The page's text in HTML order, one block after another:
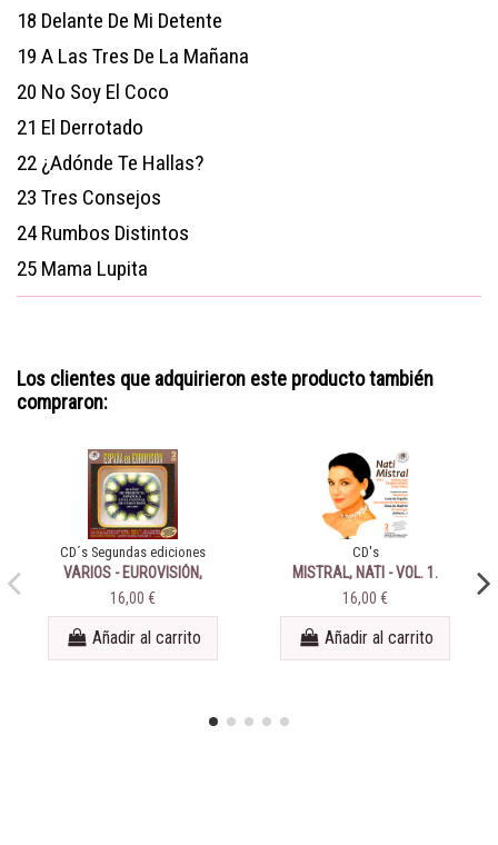
18 Delante De Mi Detente
19 A Las Tres De La Mañana
20 No Soy El Coco
21 El Derrotado
22 ¿Adónde Te Hallas?
23 Tres Consejos
24 Rumbos Distintos
25 Mama Lupita
Los clientes que adquirieron este producto también
compraron:
CD´s Segundas ediciones
VARIOS - EUROVISIÓN,
ESPAÑA EN
16,00 €
Añadir al carrito
CD's
MISTRAL, NATI - VOL. 1.
TODAS SUS GRABACIONES
(1944-1962)
16,00 €
Añadir al carrito